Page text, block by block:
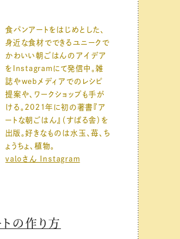
食パンアートをはじめとした、
身近な食材でできるユニークで
かわいい朝ごはんのアイデア
をInstagramにて発信中。雑
誌やwebメディアでのレシピ
提案や、ワークショップも手が
ける。2021年に初の著書『ア
ートな朝ごはん』（すばる舎）を
出版。好きなものは水玉、苺、ち
ょうちょ、植物。
valoさん Instagram
の作り方